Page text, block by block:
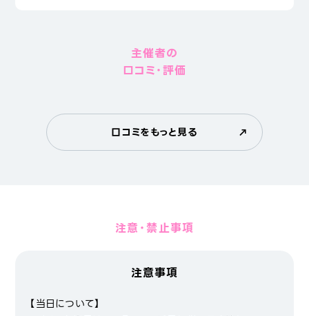
主催者の
口コミ・評価
口コミをもっと見る
注意・禁止事項
注意事項
【当日について】